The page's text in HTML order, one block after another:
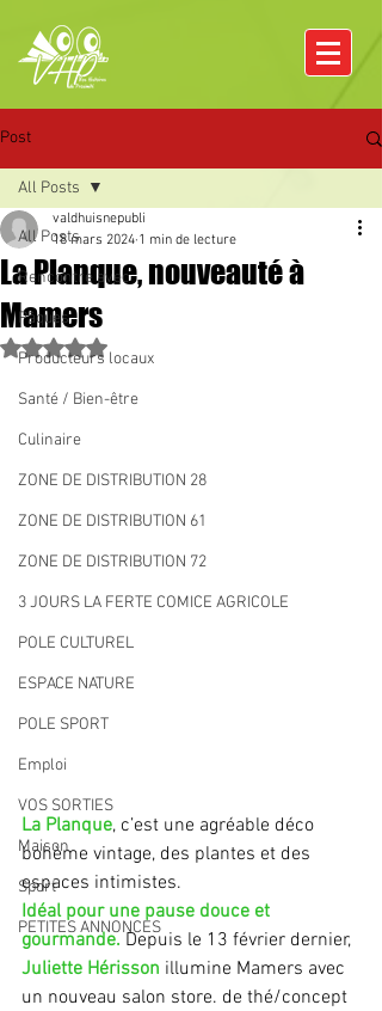
Post
All Posts
Rencontre avec
Pâques
Producteurs locaux
Santé / Bien-être
Culinaire
ZONE DE DISTRIBUTION 28
ZONE DE DISTRIBUTION 61
ZONE DE DISTRIBUTION 72
3 JOURS LA FERTE COMICE AGRICOLE
POLE CULTUREL
ESPACE NATURE
POLE SPORT
Emploi
VOS SORTIES
Maison
Sport
PETITES ANNONCES
All Posts
La Planque, nouveauté à
Mamers
valdhuisnepubli
18 mars 2024 1 min de lecture
Noté NaN étoiles sur 5.
La Planque, c’est une agréable déco
bohème vintage, des plantes et des
espaces intimistes.
Idéal pour une pause douce et
gourmande. Depuis le 13 février dernier,
Juliette Hérisson illumine Mamers avec
un nouveau salon store. de thé/concept